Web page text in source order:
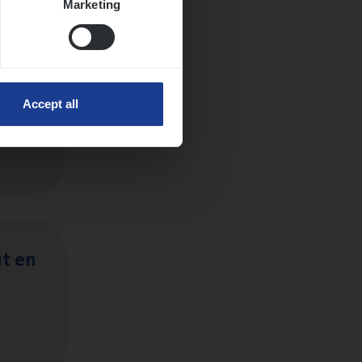
Marketing
Accept all
en